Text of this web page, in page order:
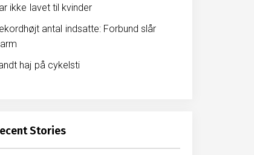
ikke lavet til kvinder
antal indsatte: Forbund slår
haj på cykelsti
Stories